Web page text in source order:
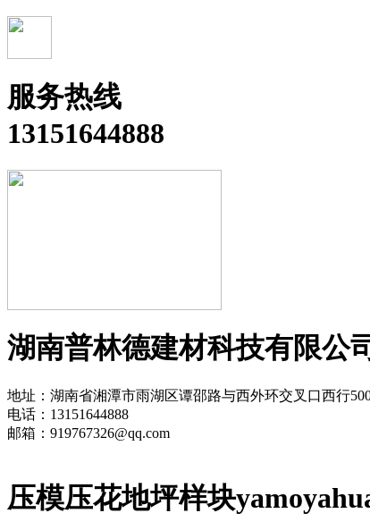
服务热线
13151644888
湖南普林德建材科技有限公
地址：湖南省湘潭市雨湖区谭邵路与西外环交叉口西行
电话：13151644888
邮箱：919767326@qq.com
压模压花地坪样块